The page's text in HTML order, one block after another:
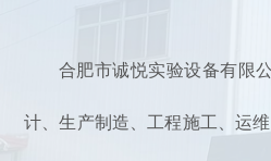
合肥市诚悦实验设备有限公
计、生产制造、工程施工、运